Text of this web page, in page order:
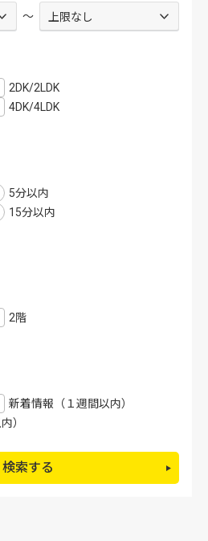
～
2DK/2LDK
4DK/4LDK
5分以内
15分以内
2階
新着情報（１週間以内）
）
検索する